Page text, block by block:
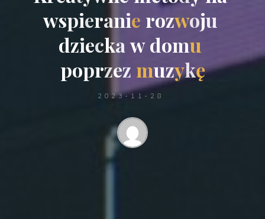
wspieranie rozwoju
dzieckaw domu
poprzez muzykę
2023-11-28